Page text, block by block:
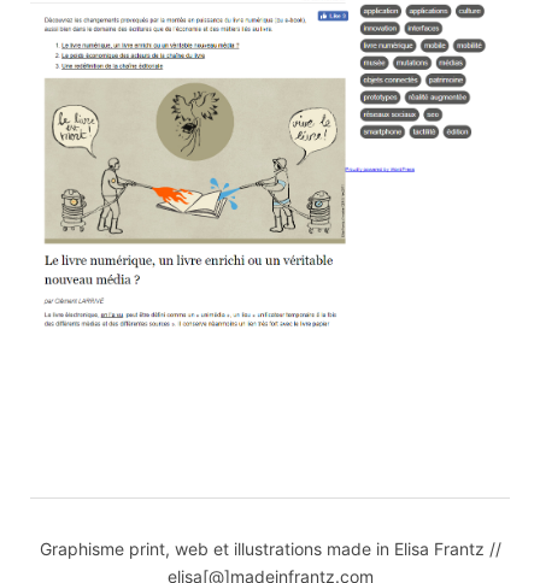
Graphisme print, web et illustrations made in Elisa Frantz //
elisa[@]madeinfrantz.com